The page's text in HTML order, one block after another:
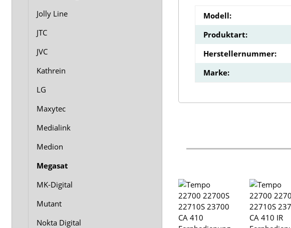
Modell:
Produktart:
Herstellernummer:
Marke:
Jolly Line
JTC
JVC
Kathrein
LG
Maxytec
Medialink
Medion
Megasat
MK-Digital
Mutant
Nokta Digital